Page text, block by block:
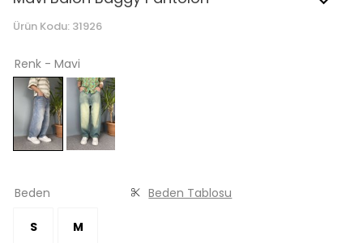
Ürün Kodu: 31926
Renk - Mavi
Beden Beden Tablosu
S M